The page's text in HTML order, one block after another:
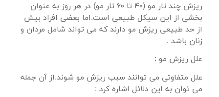
ریزش چند تار مو (۴۰ تا ۶۰ تار مو) در هر روز به عنوان
بخشی از این سیکل طبیعی است.اما بعضی افراد بیش
از حد طبیعی ریزش مو دارند که می تواند شامل مردان و
زنان باشد .
علل ریزش مو :
علل متفاوتی می توانند سبب ریزش مو شوند.از آن جمله
می توان به این دلائل اشاره کرد :